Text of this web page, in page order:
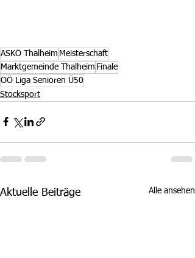
ASKÖ Thalheim Meisterschaft
Marktgemeinde Thalheim Finale
OÖ Liga Senioren Ü50
Stocksport
Aktuelle Beiträge Alle ansehen